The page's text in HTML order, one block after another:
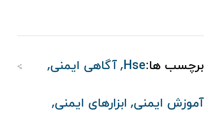
برچسب ها:Hse
, آگاهی ایمنی,
آموزش ایمنی, ابزارهای ایمنی,